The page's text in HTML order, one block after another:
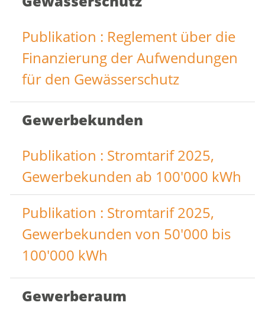
Publikation : Reglement über die
Finanzierung der Aufwendungen
für den Gewässerschutz
Gewerbekunden
Publikation : Stromtarif 2025,
Gewerbekunden ab 100'000 kWh
Publikation : Stromtarif 2025,
Gewerbekunden von 50'000 bis
100'000 kWh
Gewerberaum